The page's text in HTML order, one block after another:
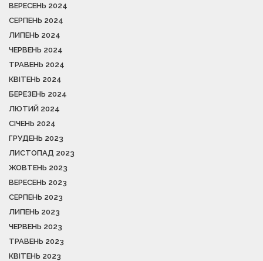
ВЕРЕСЕНЬ 2024
СЕРПЕНЬ 2024
ЛИПЕНЬ 2024
ЧЕРВЕНЬ 2024
ТРАВЕНЬ 2024
КВІТЕНЬ 2024
БЕРЕЗЕНЬ 2024
ЛЮТИЙ 2024
СІЧЕНЬ 2024
ГРУДЕНЬ 2023
ЛИСТОПАД 2023
ЖОВТЕНЬ 2023
ВЕРЕСЕНЬ 2023
СЕРПЕНЬ 2023
ЛИПЕНЬ 2023
ЧЕРВЕНЬ 2023
ТРАВЕНЬ 2023
КВІТЕНЬ 2023